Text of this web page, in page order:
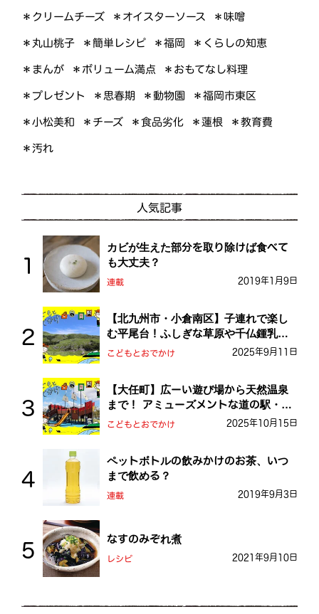
＊クリームチーズ ＊オイスターソース ＊味噌
＊丸山桃子 ＊簡単レシピ ＊福岡 ＊くらしの知恵
＊まんが ＊ボリューム満点 ＊おもてなし料理
＊プレゼント ＊思春期 ＊動物園 ＊福岡市東区
＊小松美和 ＊チーズ ＊食品劣化 ＊蓮根 ＊教育費
＊汚れ
人気記事
カビが生えた部分を取り除けば食べて
も大丈夫？
連載 2019年1月9日
【北九州市・小倉南区】子連れで楽し
む平尾台！ふしぎな草原や千仏鍾乳洞
を探検しよう！
こどもとおでかけ 2025年9月11日
【大任町】広ーい遊び場から天然温泉
まで！ アミューズメントな道の駅・お
おとう桜街道
こどもとおでかけ 2025年10月15日
ペットボトルの飲みかけのお茶、いつ
まで飲める？
連載 2019年9月3日
なすのみぞれ煮
レシピ 2021年9月10日